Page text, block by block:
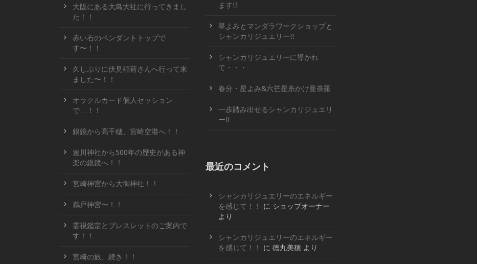
大阪にある大鳥大社に行ってきまし
た！！
赤い石のペンダントトップで
す〜！！
久しぶりに伏見稲荷さんへ行って来
ました〜！！
オラクルカード個人セッション
で…！！
銀鏡から高千穂、宮崎空港へ！！
速川神社から500年の歴史がある神
楽の銀鏡へ！！
宮崎神宮から大御神社！！
鵜戸神宮〜！！
霊視鑑定とブレスレットのご案内で
す！！
宮崎の旅、続き！！
ます!1
星よみとマンダラワークショップと
シャンカリジュエリー!!
シャンカリジュエリーに導かれ
て・・・
春分・星よみ&六芒星糸かけ曼荼羅
一歩踏み出せるシャンカリジュエリ
ー!!
最近のコメント
シャンカリジュエリーのエネルギー
を感じて！！
に ショップオーナー
より
シャンカリジュエリーのエネルギー
を感じて！！
に 徳丸美穂 より